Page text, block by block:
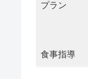
プラン
食事指導